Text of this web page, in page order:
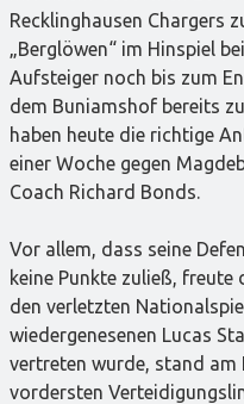
Recklinghausen Chargers
„Berglöwen“ im Hinspiel
Aufsteiger noch bis zum
dem Buniamshof bereits
haben heute die richtige
einer Woche gegen
Coach Richard Bonds.
Vor allem, dass seine
keine Punkte zuließ, freute
den verletzten
wiedergenesenen Lucas
vertreten wurde, stand am
vordersten